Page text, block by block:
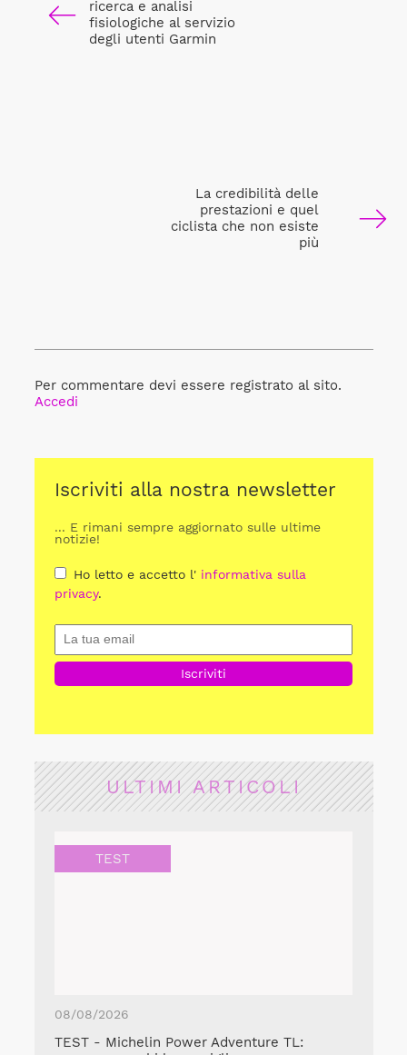
ricerca e analisi
fisiologiche al servizio
degli utenti Garmin
La credibilità delle
prestazioni e quel
ciclista che non esiste
più
Per commentare devi essere registrato al sito.
Accedi
Iscriviti alla nostra newsletter
... E rimani sempre aggiornato sulle ultime
notizie!
Ho letto e accetto l' informativa sulla
privacy.
ULTIMI ARTICOLI
TEST
08/08/2026
TEST - Michelin Power Adventure TL: